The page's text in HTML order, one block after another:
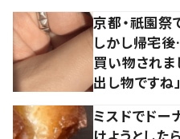
京都・祇園
しかし帰宅
買い物されま
出し物ですね」
ミスドでドー